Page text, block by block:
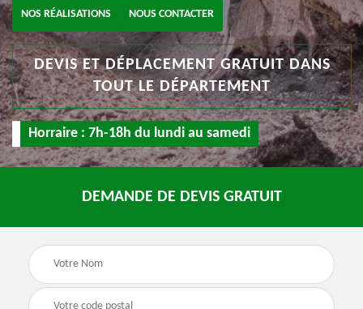
NOS RÉALISATIONS NOUS CONTACTER
DEVIS ET DÉPLACEMENT GRATUIT DANS
TOUT LE DÉPARTEMENT
Horraire : 7h-18h du lundi au samedi
DEMANDE DE DEVIS GRATUIT